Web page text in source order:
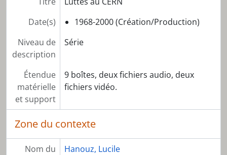
Date(s)
1968-2000 (Création/Production)
Niveau de
description
Série
Étendue
matérielle
et support
9 boîtes, deux fichiers audio, deux
fichiers vidéo.
Zone du contexte
Nom du
Hanouz, Lucile